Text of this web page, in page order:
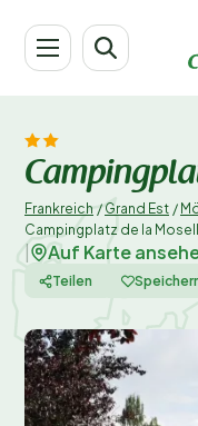
Frankreich / Grand Est /
Campingplatz de la
Auf Karte
Teilen